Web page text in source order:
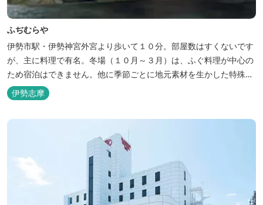
ふぢむらや
伊勢市駅・伊勢神宮外宮より歩いて１０分。部屋数はすくないです
が、主に料理で有名。冬場（１０月～３月）は、ふぐ料理が中心の
ため宿泊はできません。他に季節ごとに地元素材を生かした特殊料
理もお楽しみ頂けます。
伊勢志摩